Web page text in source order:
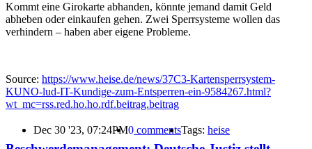
Kommt eine Girokarte abhanden, könnte jemand damit Geld
abheben oder einkaufen gehen. Zwei Sperrsysteme wollen das
verhindern – haben aber eigene Probleme.
Source: https://www.heise.de/news/37C3-Kartensperrsystem-
KUNO-lud-IT-Kundige-zum-Entsperren-ein-9584267.html?
wt_mc=rss.red.ho.ho.rdf.beitrag.beitrag
Dec 30 '23, 07:24PM0 commentsTags: heise